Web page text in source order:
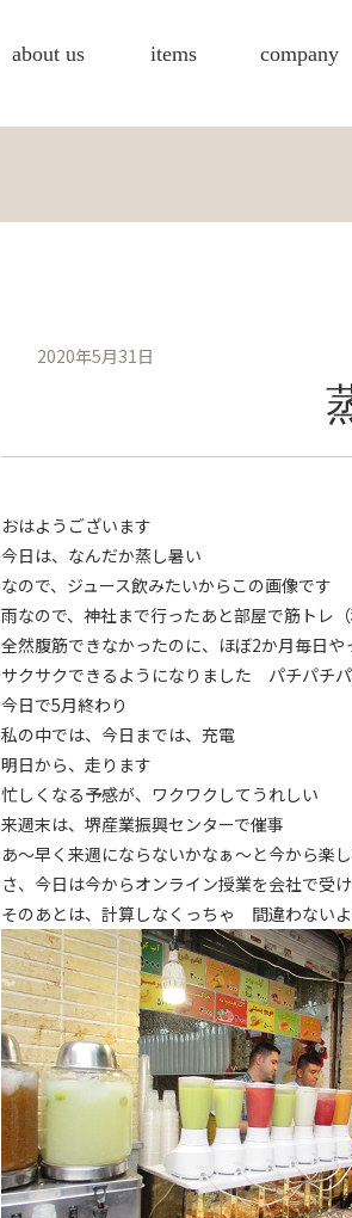
about us items company
2020年5月31日
おはようございます
今日は、なんだか蒸し暑い
なので、ジュース飲みたいからこの画像です
雨なので、神社まで行ったあと部屋で筋トレ（
全然腹筋できなかったのに、ほぼ2か月毎日や
サクサクできるようになりました パチパチ
今日で5月終わり
私の中では、今日までは、充電
明日から、走ります
忙しくなる予感が、ワクワクしてうれしい
来週末は、堺産業振興センターで催事
あ～早く来週にならないかなぁ～と今から楽
さ、今日は今からオンライン授業を会社で受け
そのあとは、計算しなくっちゃ 間違わないよ